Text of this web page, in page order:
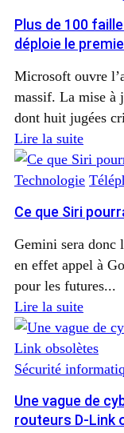
Plus de 100
déploie le
Microsoft ouvre
massif. La mise à
dont huit jugées
Lire la suite
Technologie
Ce que Siri
Gemini sera donc
en effet appel à
pour les futures...
Lire la suite
Sécurité
Une vague de
routeurs D-Link